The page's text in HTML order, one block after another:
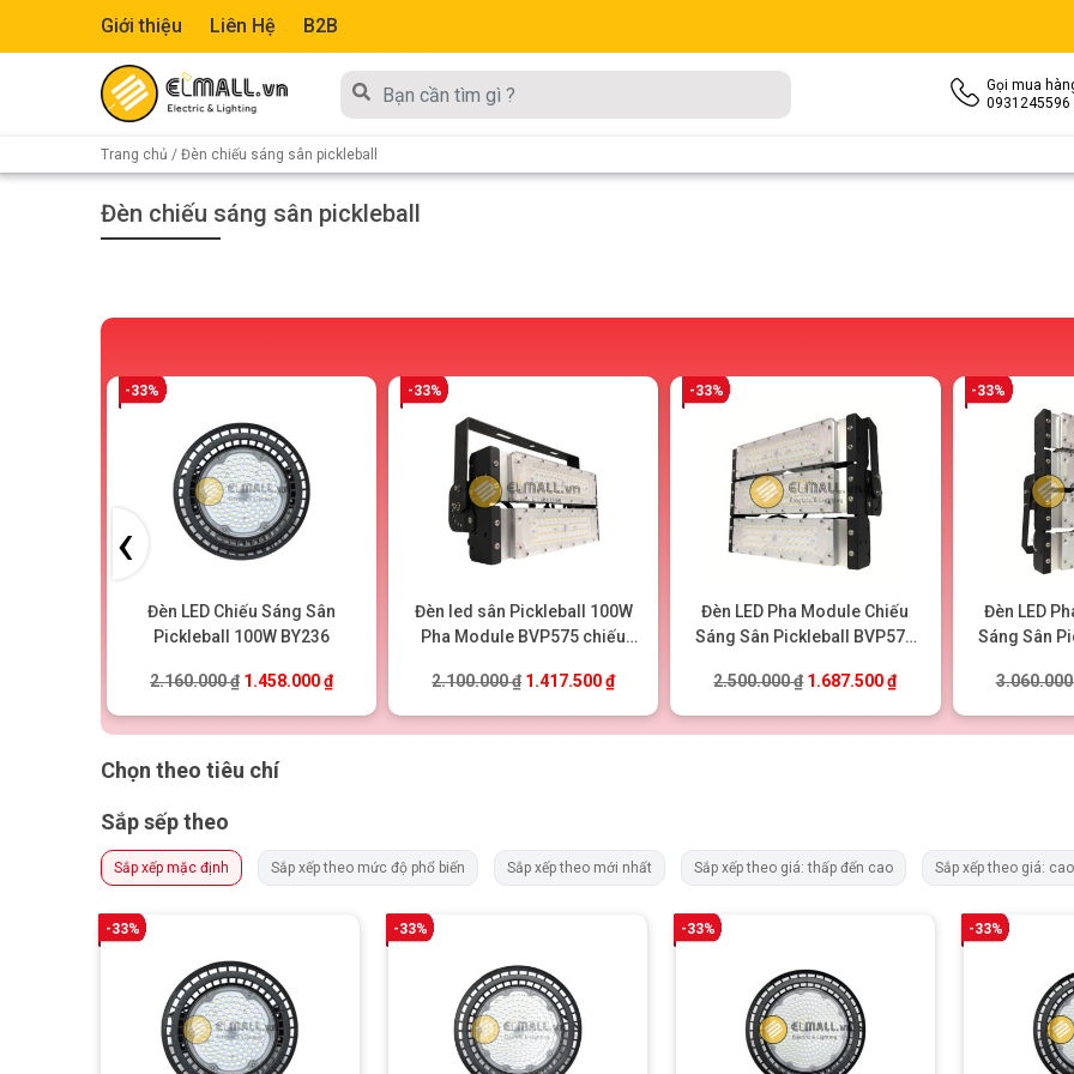
Giới thiệu Liên Hệ B2B
Gọi mua
0931245596
Trang chủ / Đèn chiếu sáng sân pickleball
Đèn chiếu sáng sân pickleball
Giá hiện tại là: 2.268.000 ₫.
-33%
Đèn LED Chiếu Sáng Sân
Pickleball 100W BY236
2.160.000₫ Giá gốc là: 2.160.000 ₫.
1.458.000₫Giá hiện tại là: 1.458.000 ₫.
-33%
Đèn led sân Pickleball 100W
Pha Module BVP575 chiếu
2.100.000₫ Giá gốc là: 2.100.000 ₫.
1.417.500₫Giá hiện tại là: 1.417.500 ₫.
-33%
Đèn LED Pha Module Chiếu
Sáng Sân Pickleball BVP575
2.500.000₫ Giá gốc là: 2.500.000 ₫.
1.687.500₫Giá hiện tại là:
-33%
Đèn LED
Sáng Sân
‹
Chọn theo tiêu chí
Sắp sếp theo
Sắp xếp mặc định Sắp xếp theo mức độ phổ biến Sắp xếp theo mới nhất Sắp xếp theo giá: thấp đến cao Sắp xếp theo giá:
-33% -33% -33% -33%